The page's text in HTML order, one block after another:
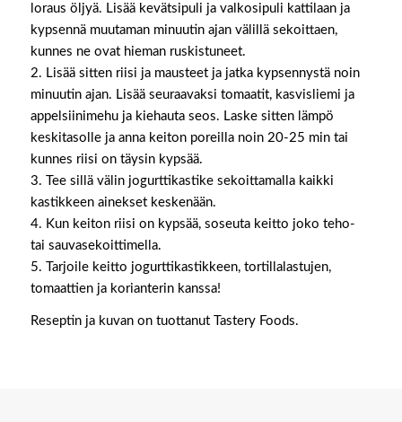
loraus öljyä. Lisää kevätsipuli ja valkosipuli kattilaan ja
kypsennä muutaman minuutin ajan välillä sekoittaen,
kunnes ne ovat hieman ruskistuneet.
2. Lisää sitten riisi ja mausteet ja jatka kypsennystä noin
minuutin ajan. Lisää seuraavaksi tomaatit, kasvisliemi ja
appelsiinimehu ja kiehauta seos. Laske sitten lämpö
keskitasolle ja anna keiton poreilla noin 20-25 min tai
kunnes riisi on täysin kypsää.
3. Tee sillä välin jogurttikastike sekoittamalla kaikki
kastikkeen ainekset keskenään.
4. Kun keiton riisi on kypsää, soseuta keitto joko teho-
tai sauvasekoittimella.
5. Tarjoile keitto jogurttikastikkeen, tortillalastujen,
tomaattien ja korianterin kanssa!
Reseptin ja kuvan on tuottanut Tastery Foods.